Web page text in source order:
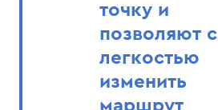
точку и
позволяют с
легкостью
изменить
маршрут